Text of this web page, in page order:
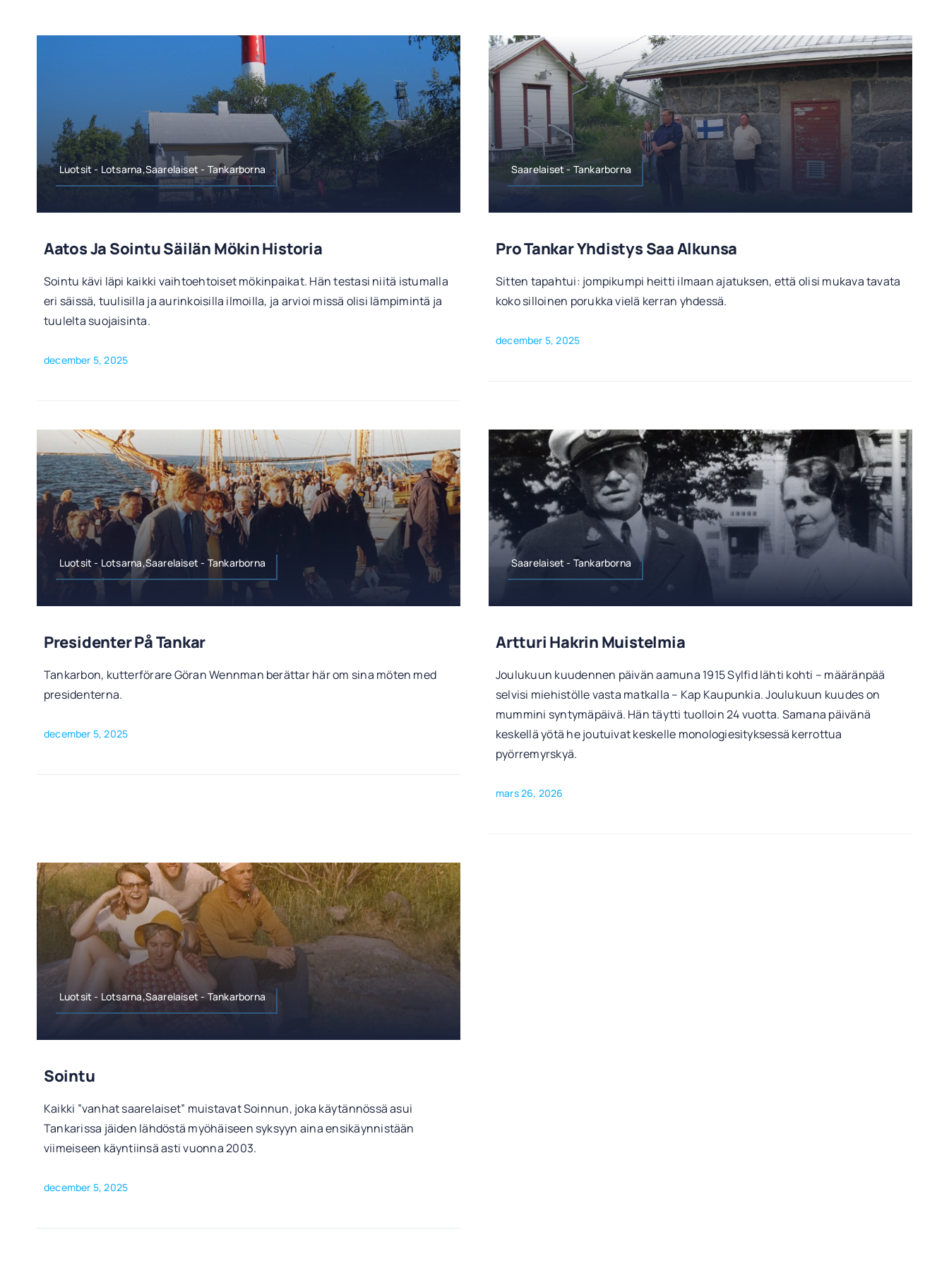
Luotsit - Lotsarna,Saarelaiset - Tankarborna
Aatos Ja Sointu Säilän Mökin Historia
Sointu kävi läpi kaikki vaihtoehtoiset mökinpaikat. Hän testasi niitä istumalla
eri säissä, tuulisilla ja aurinkoisilla ilmoilla, ja arvioi missä olisi lämpimintä ja
tuulelta suojaisinta.
december 5, 2025
Saarelaiset - Tankarborna
Pro Tankar Yhdistys Saa Alkunsa
Sitten tapahtui: jompikumpi heitti ilmaan ajatuksen, että olisi mukava tavata
koko silloinen porukka vielä kerran yhdessä.
december 5, 2025
Luotsit - Lotsarna,Saarelaiset - Tankarborna
Presidenter På Tankar
Tankarbon, kutterförare Göran Wennman berättar här om sina möten med
presidenterna.
december 5, 2025
Saarelaiset - Tankarborna
Artturi Hakrin Muistelmia
Joulukuun kuudennen päivän aamuna 1915 Sylfid lähti kohti – määränpää
selvisi miehistölle vasta matkalla – Kap Kaupunkia. Joulukuun kuudes on
mummini syntymäpäivä. Hän täytti tuolloin 24 vuotta. Samana päivänä
keskellä yötä he joutuivat keskelle monologiesityksessä kerrottua
pyörremyrskyä.
mars 26, 2026
Luotsit - Lotsarna,Saarelaiset - Tankarborna
Sointu
Kaikki ”vanhat saarelaiset” muistavat Soinnun, joka käytännössä asui
Tankarissa jäiden lähdöstä myöhäiseen syksyyn aina ensikäynnistään
viimeiseen käyntiinsä asti vuonna 2003.
december 5, 2025